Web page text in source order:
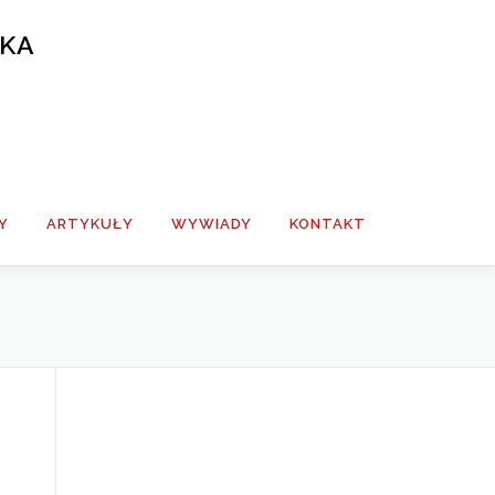
ARTYKUŁY WYWIADY KONTAKT